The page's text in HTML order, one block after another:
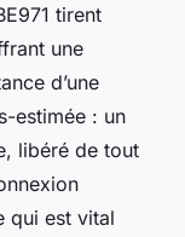
tirent
une
d’une
estimée : un
libéré de tout
qui est vital